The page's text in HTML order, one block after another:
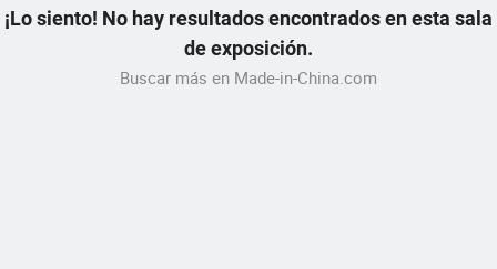
¡Lo siento! No hay resultados encontrados en esta sala
de exposición.
Buscar más en Made-in-China.com